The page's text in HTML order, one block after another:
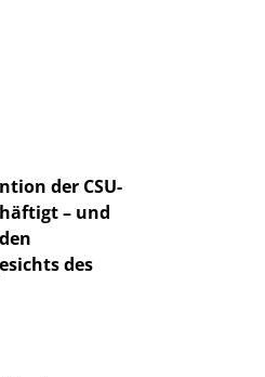
der CSU-
– und
des